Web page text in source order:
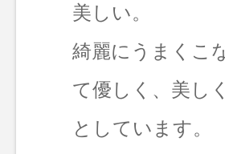
美しい。
綺麗にうまくこ
て優しく、美し
としています。